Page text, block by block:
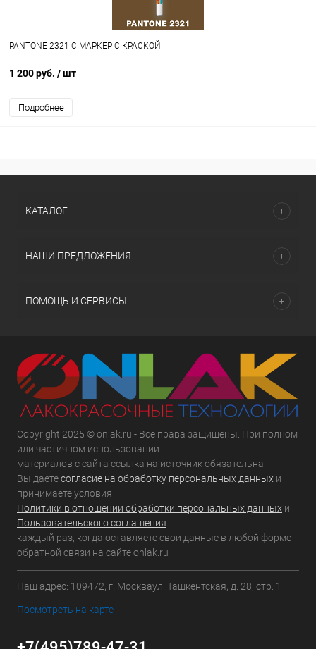
PANTONE 2321 C МАРКЕР С КРАСКОЙ
1 200 руб. / шт
Подробнее
КАТАЛОГ
НАШИ ПРЕДЛОЖЕНИЯ
ПОМОЩЬ И СЕРВИСЫ
Copyright 2025 © onlak.ru - Все права защищены. При полном
или частичном использовании
материалов с сайта ссылка на источник обязательна.
Вы даетесогласие на обработку персональных данных и
принимаете условия
Политики в отношении обработки персональных данных и
Пользовательского соглашения
каждый раз, когда оставляете свои данные в любой форме
обратной связи на сайте onlak.ru
Наш адрес: 109472, г. Москваул. Ташкентская, д. 28, стр. 1
Посмотреть на карте